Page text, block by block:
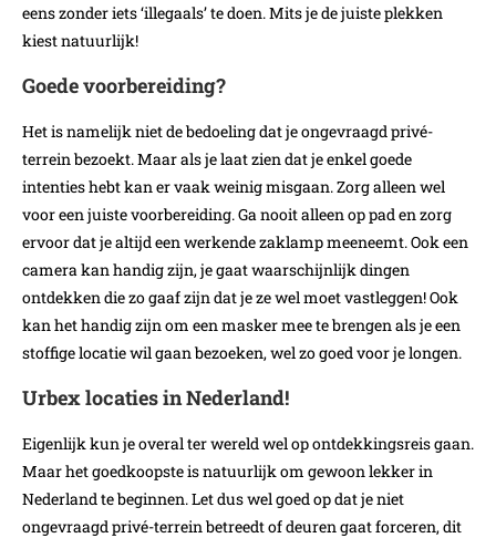
eens zonder iets ‘illegaals’ te doen. Mits je de juiste plekken
kiest natuurlijk!
Goede voorbereiding?
Het is namelijk niet de bedoeling dat je ongevraagd privé-
terrein bezoekt. Maar als je laat zien dat je enkel goede
intenties hebt kan er vaak weinig misgaan. Zorg alleen wel
voor een juiste voorbereiding. Ga nooit alleen op pad en zorg
ervoor dat je altijd een werkende zaklamp meeneemt. Ook een
camera kan handig zijn, je gaat waarschijnlijk dingen
ontdekken die zo gaaf zijn dat je ze wel moet vastleggen! Ook
kan het handig zijn om een masker mee te brengen als je een
stoffige locatie wil gaan bezoeken, wel zo goed voor je longen.
Urbex locaties in Nederland!
Eigenlijk kun je overal ter wereld wel op ontdekkingsreis gaan.
Maar het goedkoopste is natuurlijk om gewoon lekker in
Nederland te beginnen. Let dus wel goed op dat je niet
ongevraagd privé-terrein betreedt of deuren gaat forceren, dit